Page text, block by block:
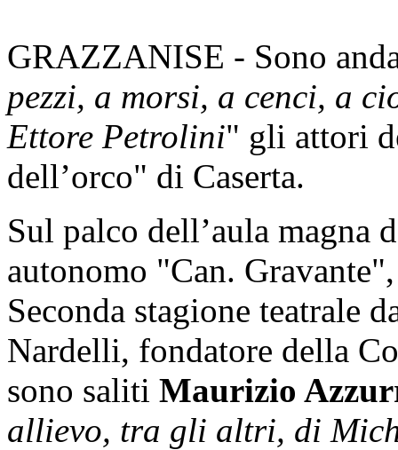
GRAZZANISE - Sono
pezzi, a morsi, a cenci, a
Ettore Petrolini" gli attori
dell’orco" di Caserta.
Sul palco dell’aula magna
autonomo "Can.
Seconda stagione teatrale
Nardelli, fondatore della
sono saliti Maurizio
allievo, tra gli altri, di